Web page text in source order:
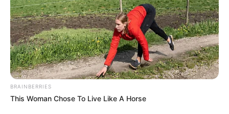
ESTUDO 18/05/2026 Foto: Paulo Pinto | AB
ShareFacebookWhatsAppTelegramMessenger
X
BRAINBERRIES
This Woman Chose To Live Like A Horse